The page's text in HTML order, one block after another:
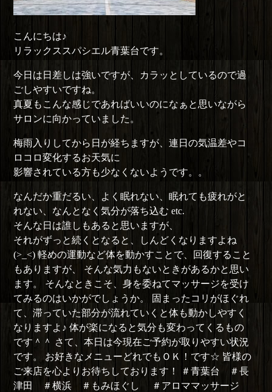
こんにちは♪
リラックススパシエル青葉台です。
今日は日差しは強いですが、カラッとしているので過
ごしやすいですね。
真夏もこんな感じであればいいのになぁと思いながら
サロンに向かっていました。
梅雨入りしてから日が経ちますが、連日の気温差やコ
ロコロ変化するお天気に
影響されている方も少なくないようです。。
なんだか重だるい、よく眠れない、眠れても疲れがと
れない、なんとなく気分が落ち込む etc.
そんな日は誰しもあると思いますが、
それがずっと続くとなると、しんどくなりますよね
(>_<) 軽めの運動など体を動かすことで、回復すること
もありますが、 そんな気力もないときがあるかと思い
ます。 そんなときこそ、身を委ねてマッサージを受け
てみるのはいかがでしょうか。 固まったコリがほぐれ
て、滞っていた部分が流れていくと体も動かしやすく
なりますよ♪ 体が楽になると気分も変わってくるもの
です＾＾ さて、本日は今現在ご予約が取りやすい状況
です。 お好きなメニューどれでもＯＫ！です☆ 皆様の
ご来店を心よりお待ちしております！ ＃青葉台 ＃長
津田 ＃横浜 ＃もみほぐし ＃アロママッサージ